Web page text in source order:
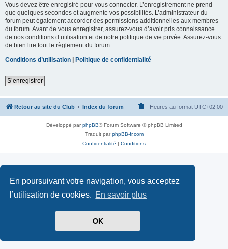
En poursuivant votre navigation, vous acceptez
l’utilisation de cookies. En savoir plus
OK
Vous devez être enregistré pour vous connecter. L’enregistrement ne prend
que quelques secondes et augmente vos possibilités. L’administrateur du
forum peut également accorder des permissions additionnelles aux membres
du forum. Avant de vous enregistrer, assurez-vous d’avoir pris connaissance
de nos conditions d’utilisation et de notre politique de vie privée. Assurez-vous
de bien lire tout le règlement du forum.
Conditions d’utilisation | Politique de confidentialité
S’enregistrer
Retour au site du Club Index du forum Heures au format UTC+02:00
Développé parphpBB® Forum Software © phpBB Limited
Traduit parphpBB-fr.com
Confidentialité | Conditions